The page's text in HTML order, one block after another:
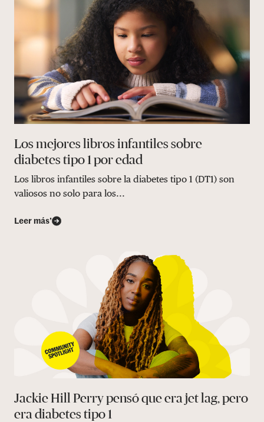
Los mejores libros infantiles sobre
diabetes tipo 1 por edad
Los libros infantiles sobre la diabetes tipo 1 (DT1) son
valiosos no solo para los...
Leer más’
Jackie Hill Perry pensó que era jet lag, pero
era diabetes tipo 1